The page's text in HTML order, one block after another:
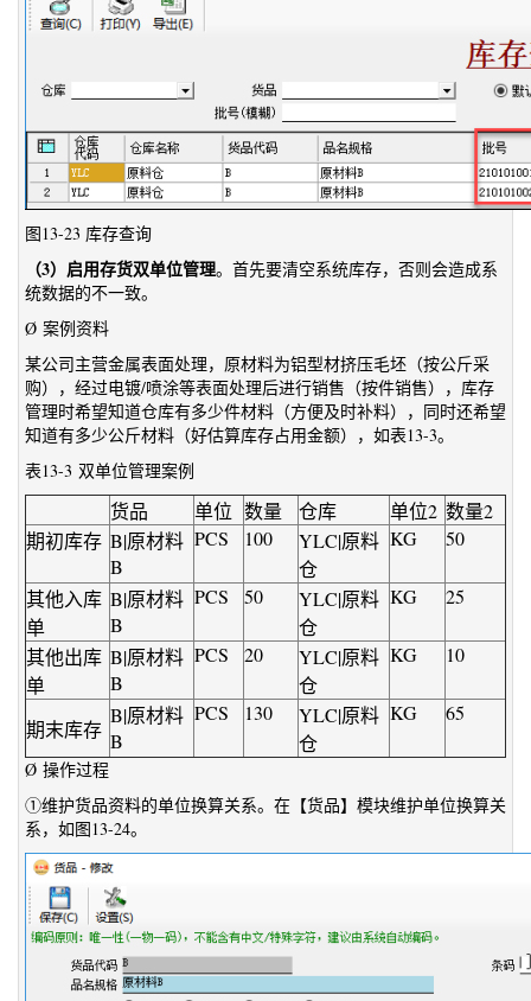
图13-23 库存查询
（3）启用存货双单位管理。首先要清空系统库存，否则会造成系
统数据的不一致。
Ø 案例资料
某公司主营金属表面处理，原材料为铝型材挤压毛坯（按公斤采
购），经过电镀/喷涂等表面处理后进行销售（按件销售），库存
管理时希望知道仓库有多少件材料（方便及时补料），同时还希望
知道有多少公斤材料（好估算库存占用金额），如表13-3。
表13-3 双单位管理案例
货品 单位 数量 仓库 单位2 数量2
期初库存 B|原材料
B
PCS 100
YLC|原料
仓
KG 50
其他入库
单
B|原材料
B
PCS 50
YLC|原料
仓
KG 25
其他出库
单
B|原材料
B
PCS 20
YLC|原料
仓
KG 10
期末库存
B|原材料
B
PCS 130
YLC|原料
仓
KG 65
Ø 操作过程
①维护货品资料的单位换算关系。在【货品】模块维护单位换算关
系，如图13-24。